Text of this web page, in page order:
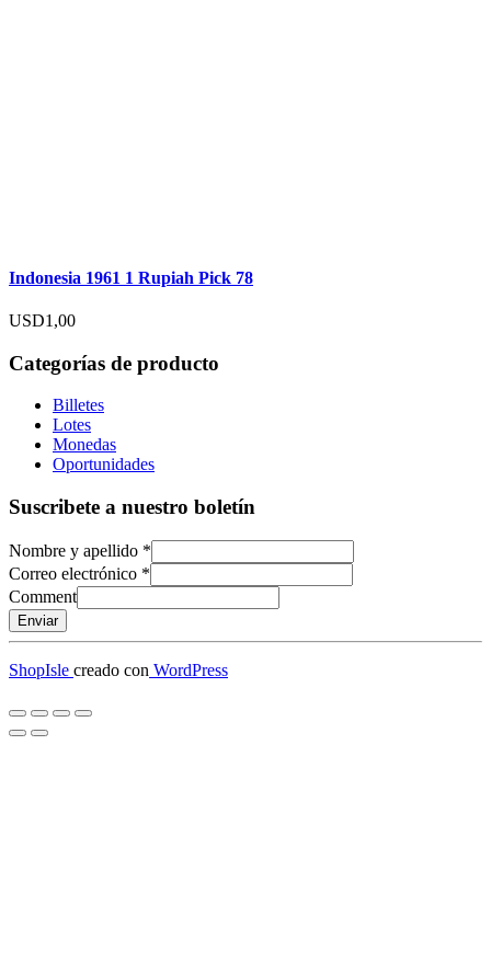
Indonesia 1961 1 Rupiah Pick 78
USD1,00
Categorías de producto
Billetes
Lotes
Monedas
Oportunidades
Suscribete a nuestro boletín
Nombre y apellido *
Correo electrónico *
Comment
Enviar
ShopIsle creado con WordPress